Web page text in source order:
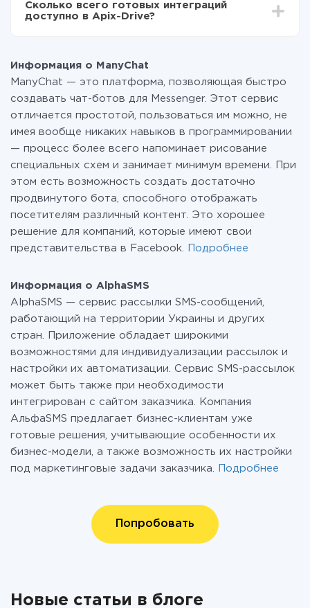
функционал. Вы оплачиваете только количество
данных, которые по факту передаются из одной
перейти на платный, при необходимости. Подробнее
отарифах
Сколько всего готовых интеграций
доступно в Apix-Drive?
Информация о ManyChat
ManyChat — это платформа, позволяющая быстро
создавать чат-ботов для Messenger. Этот сервис
отличается простотой, пользоваться им можно, не
имея вообще никаких навыков в программировании
— процесс более всего напоминает рисование
специальных схем и занимает минимум времени. При
этом есть возможность создать достаточно
продвинутого бота, способного отображать
посетителям различный контент. Это хорошее
решение для компаний, которые имеют свои
представительства в Facebook.
Подробнее
Информация о AlphaSMS
AlphaSMS — сервис рассылки SMS-сообщений,
работающий на территории Украины и других
стран. Приложение обладает широкими
возможностями для индивидуализации рассылок и
настройки их автоматизации. Сервис SMS-рассылок
может быть также при необходимости
интегрирован с сайтом заказчика. Компания
АльфаSMS предлагает бизнес-клиентам уже
готовые решения, учитывающие особенности их
бизнес-модели, а также возможность их настройки
под маркетинговые задачи заказчика.
Подробнее
Попробовать
Новые статьи в блоге